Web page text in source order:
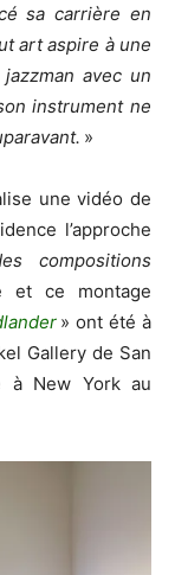
sa carrière en
art aspire à une
avec un
instrument ne
»
une vidéo de
l’approche
compositions
et ce montage
» ont été à
Gallery de San
à New York au